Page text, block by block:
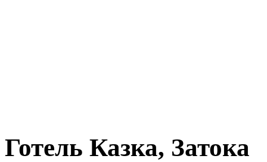
Готель Казка, Затока